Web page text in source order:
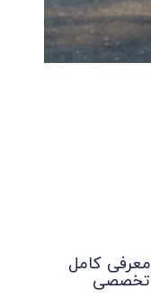
کامل
تخصصی